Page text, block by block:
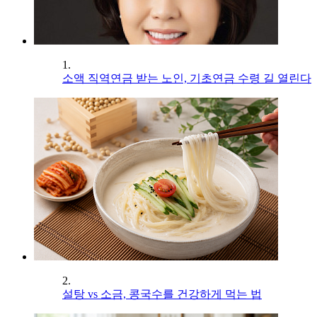
1.
소액 직역연금 받는 노인, 기초연금 수령 길 열린다
2.
설탕 vs 소금, 콩국수를 건강하게 먹는 법